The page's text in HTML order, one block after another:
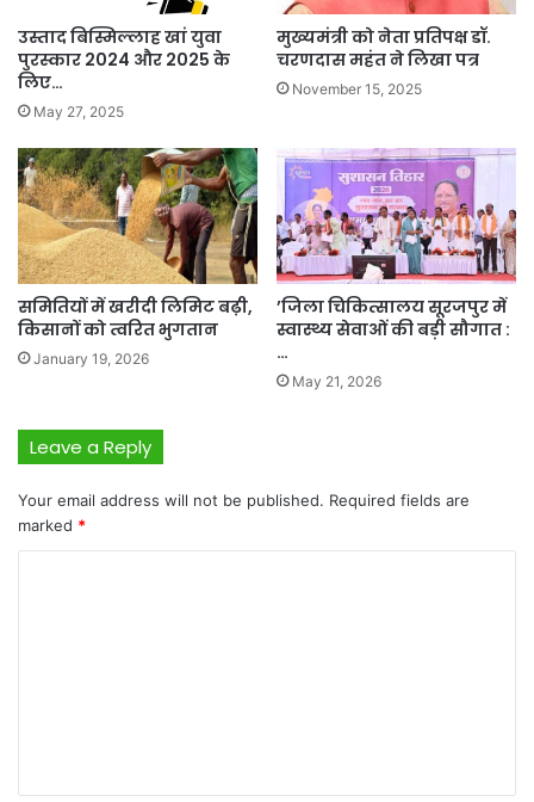
उस्ताद बिस्मिल्लाह खां युवा
पुरस्कार 2024 और 2025 के
लिए…
May 27, 2025
मुख्यमंत्री को नेता प्रतिपक्ष डॉ.
चरणदास महंत ने लिखा पत्र
November 15, 2025
समितियों में खरीदी लिमिट बढ़ी,
किसानों को त्वरित भुगतान
January 19, 2026
’जिला चिकित्सालय सूरजपुर में
स्वास्थ्य सेवाओं की बड़ी सौगात :
…
May 21, 2026
Leave a Reply
Your email address will not be published. Required fields are
marked *